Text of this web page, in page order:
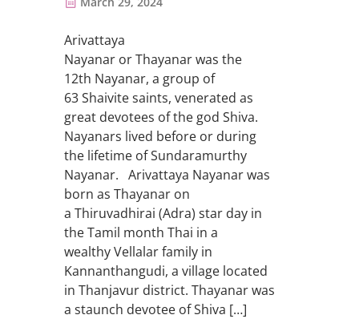
Arivattaya
Nayanar or Thayanar was the
12th Nayanar, a group of
63 Shaivite saints, venerated as
great devotees of the god Shiva.
Nayanars lived before or during
the lifetime of Sundaramurthy
Nayanar. Arivattaya Nayanar was
born as Thayanar on
a Thiruvadhirai (Adra) star day in
the Tamil month Thai in a
wealthy Vellalar family in
Kannanthangudi, a village located
in Thanjavur district. Thayanar was
a staunch devotee of Shiva […]